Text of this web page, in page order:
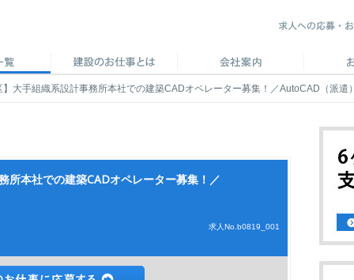
大手組織系設計事務所本社での建築CADオペレーター募集！／AutoCAD（派遣
所本社での建築CADオペレーター募集！／
求人No.b0819_001